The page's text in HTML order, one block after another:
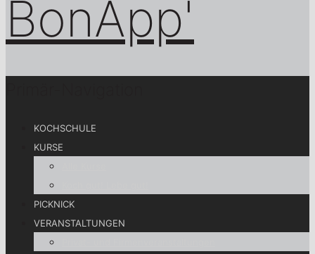
KOCHSCHULE
KURSE
PICKNICK
VERANSTALTUNGEN